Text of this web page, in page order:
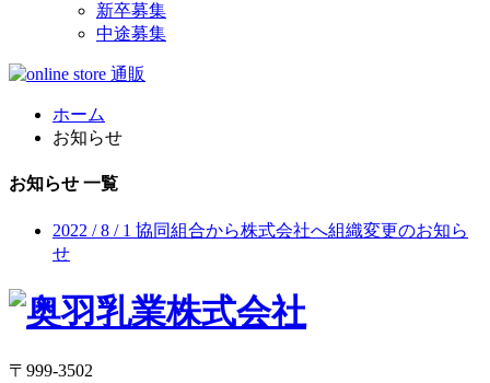
新卒募集
中途募集
ホーム
お知らせ
お知らせ 一覧
2022 / 8 / 1 協同組合から株式会社へ組織変更のお知ら
せ
〒999-3502